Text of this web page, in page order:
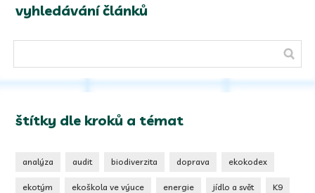
vyhledávání článků
štítky dle kroků a témat
analýza audit biodiverzita doprava ekokodex
ekotým ekoškola ve výuce energie jídlo a svět K9